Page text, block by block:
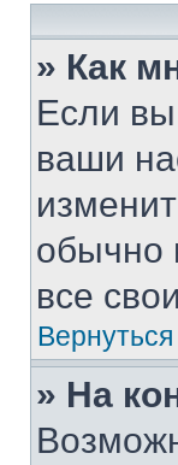
» Как
Если вы
ваши
обычно
все
» На